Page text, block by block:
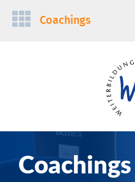
Navigation
Coachings
Coachings